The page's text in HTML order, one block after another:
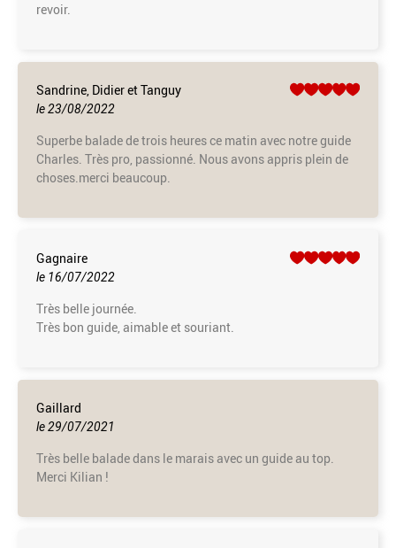
revoir.
Sandrine, Didier et Tanguy
le 23/08/2022
Superbe balade de trois heures ce matin avec notre guide
Charles. Très pro, passionné. Nous avons appris plein de
choses.merci beaucoup.
Gagnaire
le 16/07/2022
Très belle journée.
Très bon guide, aimable et souriant.
Gaillard
le 29/07/2021
Très belle balade dans le marais avec un guide au top.
Merci Kilian !